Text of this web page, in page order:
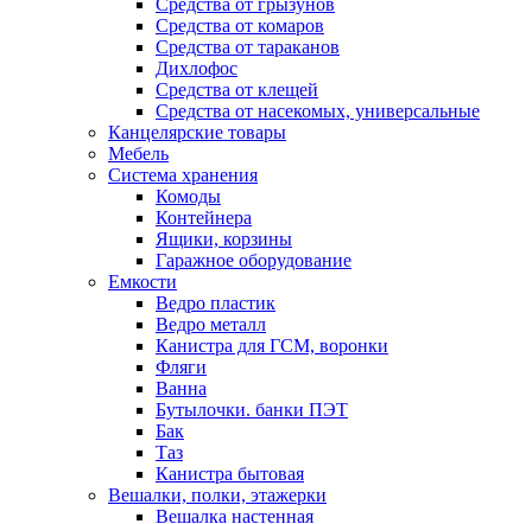
Средства от грызунов
Средства от комаров
Средства от тараканов
Дихлофос
Средства от клещей
Средства от насекомых, универсальные
Канцелярские товары
Мебель
Система хранения
Комоды
Контейнера
Ящики, корзины
Гаражное оборудование
Емкости
Ведро пластик
Ведро металл
Канистра для ГСМ, воронки
Фляги
Ванна
Бутылочки. банки ПЭТ
Бак
Таз
Канистра бытовая
Вешалки, полки, этажерки
Вешалка настенная